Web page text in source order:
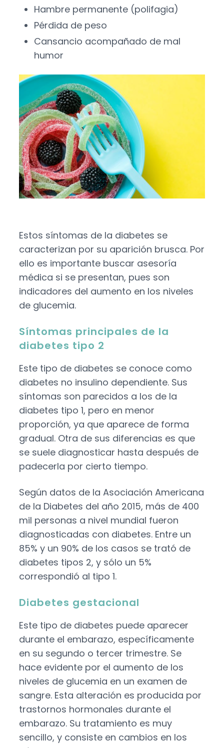
Hambre permanente (polifagia)
Pérdida de peso
Cansancio acompañado de mal
humor
Estos síntomas de la diabetes se
caracterizan por su aparición brusca. Por
ello es importante buscar asesoría
médica si se presentan, pues son
indicadores del aumento en los niveles
de glucemia.
Síntomas principales de la
diabetes tipo 2
Este tipo de diabetes se conoce como
diabetes no insulino dependiente. Sus
síntomas son parecidos a los de la
diabetes tipo 1, pero en menor
proporción, ya que aparece de forma
gradual. Otra de sus diferencias es que
se suele diagnosticar hasta después de
padecerla por cierto tiempo.
Según datos de la Asociación Americana
de la Diabetes del año 2015, más de 400
mil personas a nivel mundial fueron
diagnosticadas con diabetes. Entre un
85% y un 90% de los casos se trató de
diabetes tipos 2, y sólo un 5%
correspondió al tipo 1.
Diabetes gestacional
Este tipo de diabetes puede aparecer
durante el embarazo, específicamente
en su segundo o tercer trimestre. Se
hace evidente por el aumento de los
niveles de glucemia en un examen de
sangre. Esta alteración es producida por
trastornos hormonales durante el
embarazo. Su tratamiento es muy
sencillo, y consiste en cambios en los